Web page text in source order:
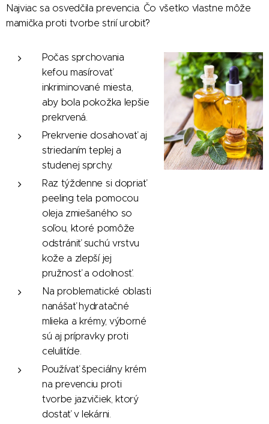
Najviac sa osvedčila prevencia. Čo všetko vlastne môže
mamička proti tvorbe strií urobiť?
Počas sprchovania
kefou masírovať
inkriminované miesta,
aby bola pokožka lepšie
prekrvená.
Prekrvenie dosahovať aj
striedaním teplej a
studenej sprchy.
Raz týždenne si dopriať
peeling tela pomocou
oleja zmiešaného so
soľou, ktoré pomôže
odstrániť suchú vrstvu
kože a zlepší jej
pružnosť a odolnosť.
Na problematické oblasti
nanášať hydratačné
mlieka a krémy, výborné
sú aj prípravky proti
celulitíde.
Používať špeciálny krém
na prevenciu proti
tvorbe jazvičiek, ktorý
dostať v lekárni.